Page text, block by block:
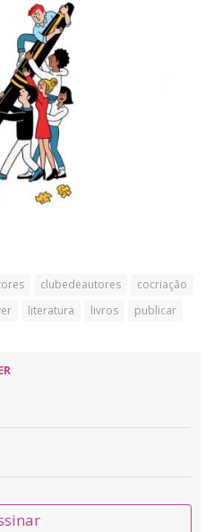
clubedeautores
cocriação
literatura livros publicar